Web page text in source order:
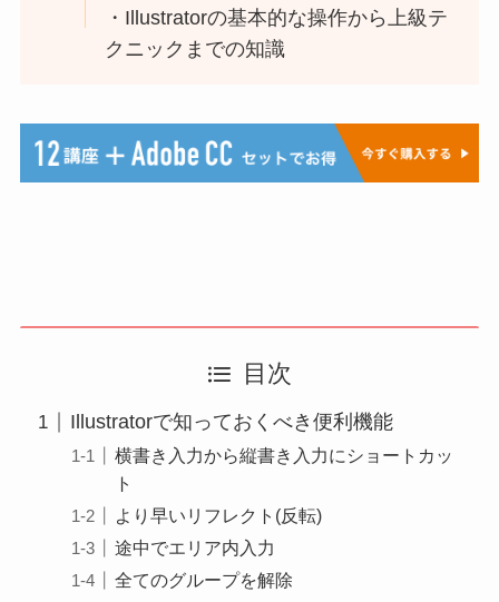
・Illustratorの基本的な操作から上級テ
クニックまでの知識
目次
Illustratorで知っておくべき便利機能
横書き入力から縦書き入力にショートカッ
ト
より早いリフレクト(反転)
途中でエリア内入力
全てのグループを解除